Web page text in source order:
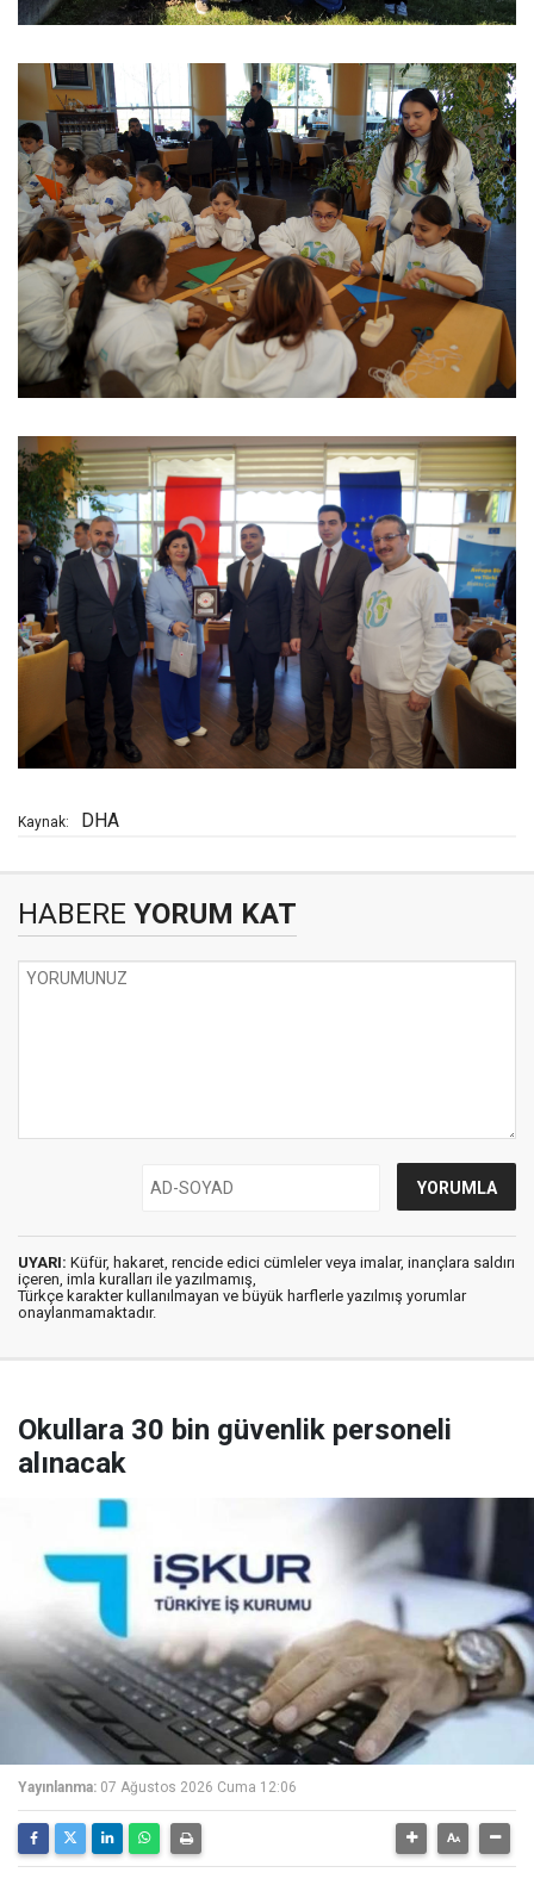
Kaynak: DHA
HABERE YORUM KAT
UYARI: Küfür, hakaret, rencide edici cümleler veya imalar, inançlara saldırı
içeren, imla kuralları ile yazılmamış,
Türkçe karakter kullanılmayan ve büyük harflerle yazılmış yorumlar
onaylanmamaktadır.
Okullara 30 bin güvenlik personeli
alınacak
Yayınlanma: 07 Ağustos 2026 Cuma 12:06